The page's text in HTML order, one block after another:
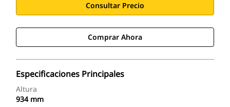
Consultar Precio
Comprar Ahora
Especificaciones Principales
Altura
934 mm